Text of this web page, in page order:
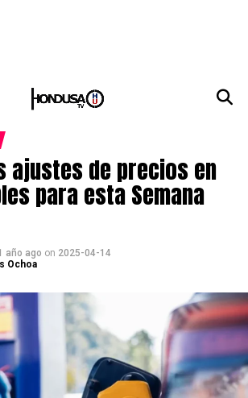
ajustes de precios en
para esta Semana
año ago on 2025-04-14
Ochoa